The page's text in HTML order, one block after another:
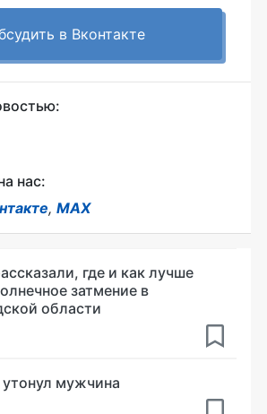
в Вконтакте
нас:
, MAX
где и как лучше
затмение в
области
мужчина